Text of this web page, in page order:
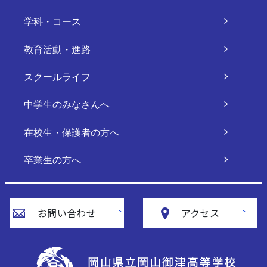
学科・コース
教育活動・進路
スクールライフ
中学生のみなさんへ
在校生・保護者の方へ
卒業生の方へ
お問い合わせ アクセス